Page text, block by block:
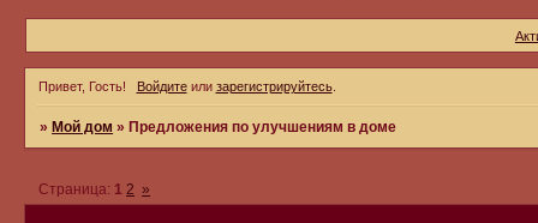
Привет, Гость! Войдитеили зарегистрируйтесь.
» Мой дом » Предложения по улучшениям в доме
Страница: 1 2 »